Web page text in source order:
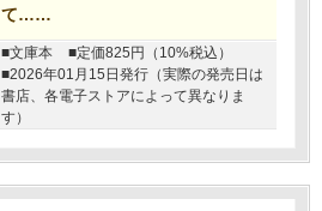
て……
■文庫本
■定価825円（10%税込）
■2026年01月15日発行（実際の発売日は
書店、各電子ストアによって異なりま
す）